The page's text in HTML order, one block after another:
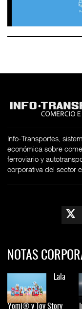
Info-Transportes,
económica sobre
ferroviario y
corporativa del sector
NOTAS
Lala
Yomi® y Toy Story